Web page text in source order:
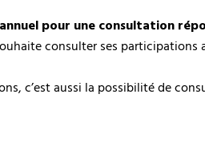
pour une consultation
consulter ses participations
c’est aussi la possibilité de